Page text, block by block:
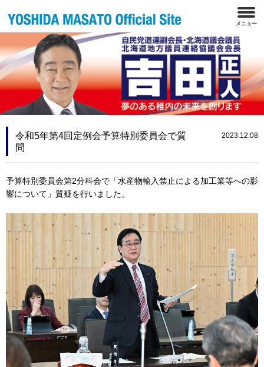
令和5年第4回定例会予算特別委員会で質
問
2023.12.08
予算特別委員会第2分科会で「水産物輸入禁止による加工業等への影
響について」質疑を行いました。